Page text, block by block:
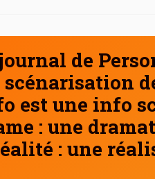
de
est une info
: une
: une